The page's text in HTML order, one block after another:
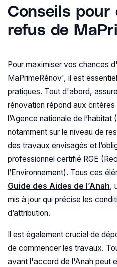
Conseils pour
refus de
Pour maximiser vos chances
MaPrimeRénov', il est
pratiques. Tout d'abord,
rénovation répond aux critères
l’Agence nationale de
notamment sur le niveau de
des travaux envisagés et
professionnel certifié RGE
l’Environnement). Tous ces
Guide des Aides de l’Anah,
mis à jour qui précise les
d’attribution.
Il est également crucial de
de commencer les travaux.
avant l'accord de l'Anah peut